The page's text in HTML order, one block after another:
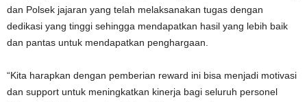
dan Polsek jajaran yang telah melaksanakan tugas dengan
dedikasi yang tinggi sehingga mendapatkan hasil yang lebih baik
dan pantas untuk mendapatkan penghargaan.
“Kita harapkan dengan pemberian reward ini bisa menjadi motivasi
dan support untuk meningkatkan kinerja bagi seluruh personel